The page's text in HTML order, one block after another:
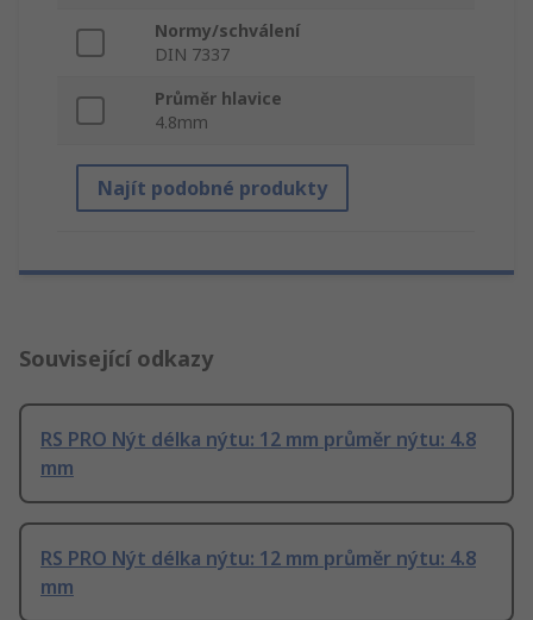
Normy/schválení
DIN 7337
Průměr hlavice
4.8mm
Najít podobné produkty
Související odkazy
RS PRO Nýt délka nýtu: 12 mm průměr nýtu: 4.8
mm
RS PRO Nýt délka nýtu: 12 mm průměr nýtu: 4.8
mm